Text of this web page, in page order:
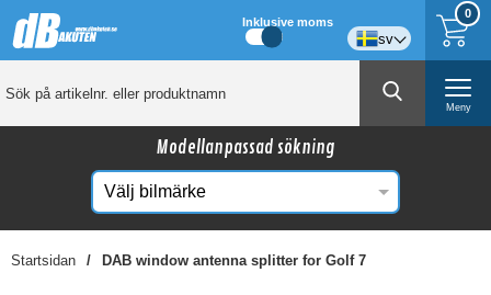
0
Inklusive moms
sv
Meny
Modellanpassad sökning
Startsidan DAB window antenna splitter for Golf 7